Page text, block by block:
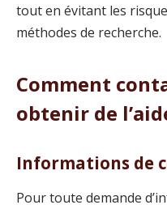
tout en évitant les
méthodes de recherche.
Comment
obtenir de
Informations de
Pour toute demande